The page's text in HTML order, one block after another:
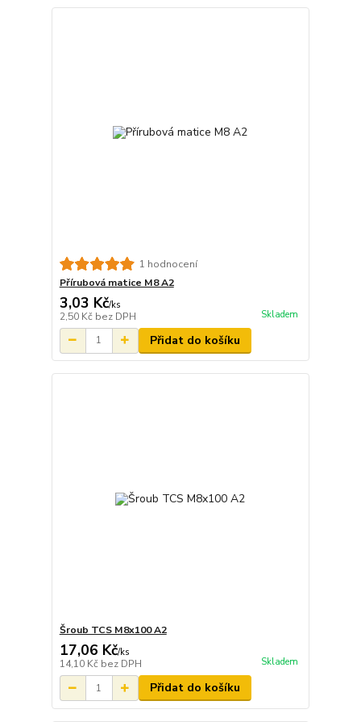
1 hodnocení
Přírubová matice M8 A2
3,03 Kč/ks
2,50 Kč bez DPH Skladem
Přidat do košíku
Šroub TCS M8x100 A2
17,06 Kč/ks
14,10 Kč bez DPH Skladem
Přidat do košíku